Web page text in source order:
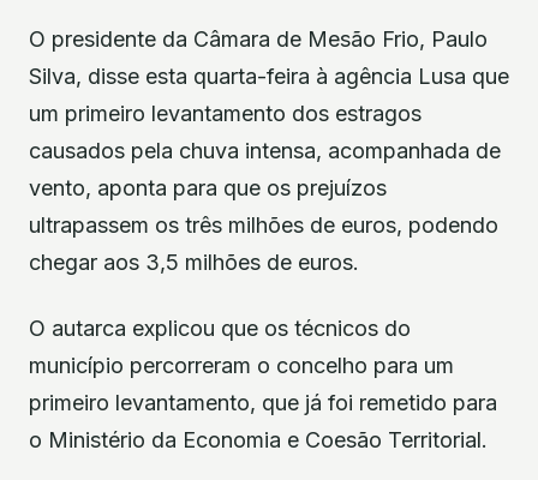
O presidente da Câmara de Mesão Frio, Paulo
Silva, disse esta quarta-feira à agência Lusa que
um primeiro levantamento dos estragos
causados pela chuva intensa, acompanhada de
vento, aponta para que os prejuízos
ultrapassem os três milhões de euros, podendo
chegar aos 3,5 milhões de euros.
O autarca explicou que os técnicos do
município percorreram o concelho para um
primeiro levantamento, que já foi remetido para
o Ministério da Economia e Coesão Territorial.